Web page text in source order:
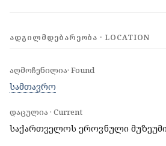
ᲐᲓᲒᲘᲚᲛᲓᲔᲑᲐᲠᲔᲝᲑᲐ · LOCATION
აღმოჩენილია· Found
სამთავრო
დაცულია · Current
საქართველოს ეროვნული მუზეუმი